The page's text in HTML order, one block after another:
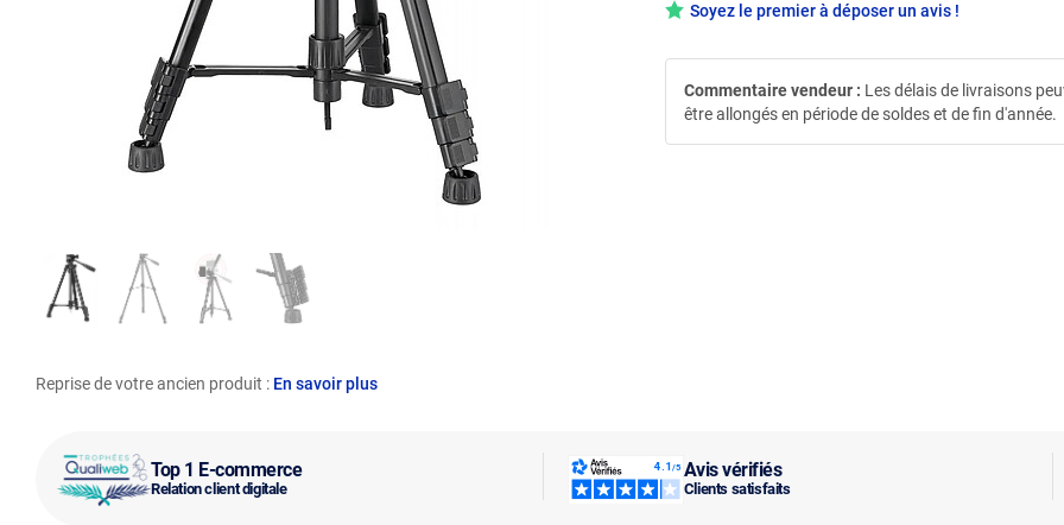
Top 1 E-commerce
Relation client digitale
Avis vérifiés
Clients satisfaits
Reprise de votre ancien produit : En savoir plus
Soyez le premier à déposer un avis !
Commentaire vendeur : Les délais de livraisons
être allongés en période de soldes et de fin d'année.